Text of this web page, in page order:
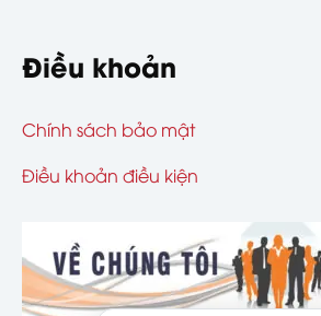
Điều khoản
Chính sách bảo mật
Điều khoản điều kiện